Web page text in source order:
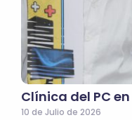
Clínica del PC
10 de Julio de 2026